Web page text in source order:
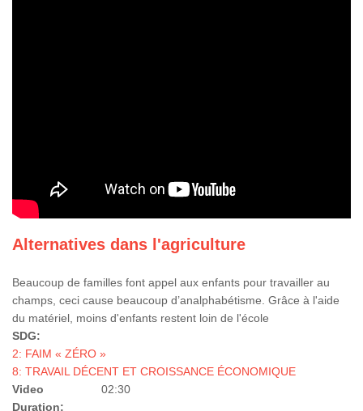
Alternatives dans l'agriculture
Beaucoup de familles font appel aux enfants pour travailler au
champs, ceci cause beaucoup d’analphabétisme. Grâce à l'aide
du matériel, moins d'enfants restent loin de l'école
SDG:
2: FAIM « ZÉRO »
8: TRAVAIL DÉCENT ET CROISSANCE ÉCONOMIQUE
Video
Duration:
02:30